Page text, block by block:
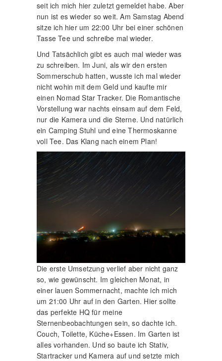
seit ich mich hier zuletzt gemeldet habe. Aber
nun ist es wieder so weit. Am Samstag Abend
sitze ich hier um 22:00 Uhr bei einer schönen
Tasse Tee und schreibe mal wieder.
Und Tatsächlich gibt es auch mal wieder was
zu schreiben. Im Juni, als wir den ersten
Sommerschub hatten, wusste ich mal wieder
nicht wohin mit dem Geld und kaufte mir
einen Nomad Star Tracker. Die Romantische
Vorstellung war nachts einsam auf dem Feld,
nur die Kamera und die Sterne. Und natürlich
ein Camping Stuhl und eine Thermoskanne
voll Tee. Das Klang nach einem Plan!
Die erste Umsetzung verlief aber nicht ganz
so, wie gewünscht. Im gleichen Monat, in
einer lauen Sommernacht, machte ich mich
um 21:00 Uhr auf in den Garten. Hier sollte
das perfekte HQ für meine
Sternenbeobachtungen sein, so dachte ich.
Couch, Toilette, Küche+Essen. Im Garten ist
alles vorhanden. Und so baute ich Stativ,
Startracker und Kamera auf und setzte mich